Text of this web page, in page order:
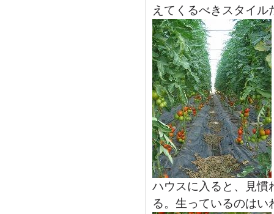
えてくるべきスタイル
ハウスに入ると、見慣
る。生っているのはい